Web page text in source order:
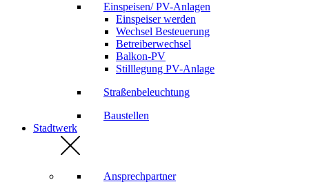
Einspeisen/ PV-Anlagen
Einspeiser werden
Wechsel Besteuerung
Betreiberwechsel
Balkon-PV
Stilllegung PV-Anlage
Straßenbeleuchtung
Baustellen
Stadtwerk
Ansprechpartner